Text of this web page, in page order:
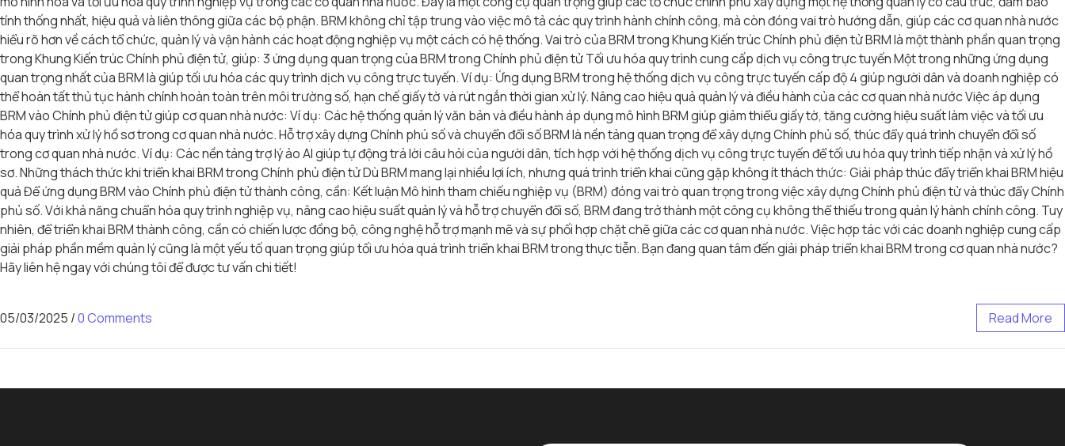
tính thống nhất, hiệu quả và liên thông giữa các bộ phận. BRM không chỉ tập trung vào việc mô tả các quy trình hành chính công, mà còn đóng vai trò hướng dẫn, giúp các cơ quan nhà nước
hiểu rõ hơn về cách tổ chức, quản lý và vận hành các hoạt động nghiệp vụ một cách có hệ thống. Vai trò của BRM trong Khung Kiến trúc Chính phủ điện tử BRM là một thành phần quan trọng
trong Khung Kiến trúc Chính phủ điện tử, giúp: 3 ứng dụng quan trọng của BRM trong Chính phủ điện tử Tối ưu hóa quy trình cung cấp dịch vụ công trực tuyến Một trong những ứng dụng
quan trọng nhất của BRM là giúp tối ưu hóa các quy trình dịch vụ công trực tuyến. Ví dụ: Ứng dụng BRM trong hệ thống dịch vụ công trực tuyến cấp độ 4 giúp người dân và doanh nghiệp có
thể hoàn tất thủ tục hành chính hoàn toàn trên môi trường số, hạn chế giấy tờ và rút ngắn thời gian xử lý. Nâng cao hiệu quả quản lý và điều hành của các cơ quan nhà nước Việc áp dụng
BRM vào Chính phủ điện tử giúp cơ quan nhà nước: Ví dụ: Các hệ thống quản lý văn bản và điều hành áp dụng mô hình BRM giúp giảm thiểu giấy tờ, tăng cường hiệu suất làm việc và tối ưu
hóa quy trình xử lý hồ sơ trong cơ quan nhà nước. Hỗ trợ xây dựng Chính phủ số và chuyển đổi số BRM là nền tảng quan trọng để xây dựng Chính phủ số, thúc đẩy quá trình chuyển đổi số
trong cơ quan nhà nước. Ví dụ: Các nền tảng trợ lý ảo AI giúp tự động trả lời câu hỏi của người dân, tích hợp với hệ thống dịch vụ công trực tuyến để tối ưu hóa quy trình tiếp nhận và xử lý hồ
sơ. Những thách thức khi triển khai BRM trong Chính phủ điện tử Dù BRM mang lại nhiều lợi ích, nhưng quá trình triển khai cũng gặp không ít thách thức: Giải pháp thúc đẩy triển khai BRM hiệu
quả Để ứng dụng BRM vào Chính phủ điện tử thành công, cần: Kết luận Mô hình tham chiếu nghiệp vụ (BRM) đóng vai trò quan trọng trong việc xây dựng Chính phủ điện tử và thúc đẩy Chính
phủ số. Với khả năng chuẩn hóa quy trình nghiệp vụ, nâng cao hiệu suất quản lý và hỗ trợ chuyển đổi số, BRM đang trở thành một công cụ không thể thiếu trong quản lý hành chính công. Tuy
nhiên, để triển khai BRM thành công, cần có chiến lược đồng bộ, công nghệ hỗ trợ mạnh mẽ và sự phối hợp chặt chẽ giữa các cơ quan nhà nước. Việc hợp tác với các doanh nghiệp cung cấp
giải pháp phần mềm quản lý cũng là một yếu tố quan trọng giúp tối ưu hóa quá trình triển khai BRM trong thực tiễn. Bạn đang quan tâm đến giải pháp triển khai BRM trong cơ quan nhà nước?
Hãy liên hệ ngay với chúng tôi để được tư vấn chi tiết!
05/03/2025 /0 Comments Read More